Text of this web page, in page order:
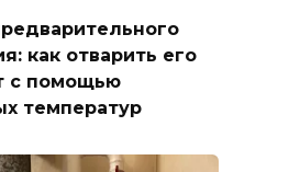
как отварить его
с помощью
температур